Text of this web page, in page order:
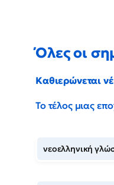
Όλες οι
Καθιερώνεται
Το τέλος μιας
νεοελληνική